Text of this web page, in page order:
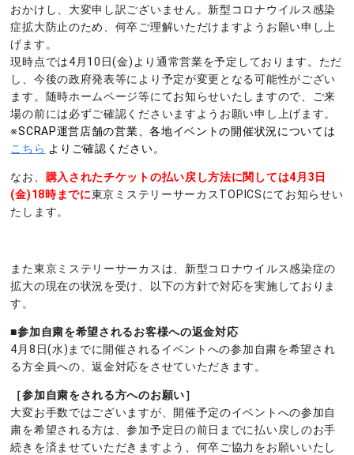
おかけし、大変申し訳ございません。新型コロナウイルス感染
症拡大防止のため、何卒ご理解いただけますようお願い申し上
げます。
現時点では4月10日(金)より通常営業を予定しております。ただ
し、今後の政府発表等により予定が変更となる可能性がござい
ます。随時ホームページ等にてお知らせいたしますので、ご来
場の前には必ずご確認くださいますようお願い申し上げます。
※SCRAP運営店舗の営業、各地イベントの開催状況については
こちら よりご確認ください。
なお、
購入されたチケットの払い戻し方法に関しては4月3日
(金)18時までに東京ミステリーサーカスTOPICSにてお知らせい
たします。
また東京ミステリーサーカスは、新型コロナウイルス感染症の
拡大の現在の状況を受け、以下の方針で対応を実施しておりま
す。
■参加自粛を希望されるお客様への返金対応
4月8日(水)までに開催されるイベントへの参加自粛を希望され
る方全員への、返金対応をさせていただきます。
［参加自粛をされる方へのお願い］
大変お手数ではございますが、開催予定のイベントへの参加自
粛を希望される方は、参加予定日の前日までに払い戻しのお手
続きを済ませていただきますよう、何卒ご協力をお願いいたし